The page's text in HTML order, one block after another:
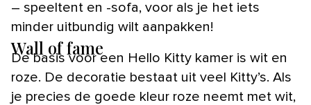
– speeltent en -sofa, voor als je het iets
minder uitbundig wilt aanpakken!
Wall of fame
De basis voor een Hello Kitty kamer is wit en
roze. De decoratie bestaat uit veel Kitty’s. Als
je precies de goede kleur roze neemt met wit,